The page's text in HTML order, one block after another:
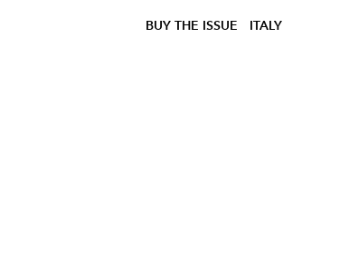
BUY THE ISSUE ITALY